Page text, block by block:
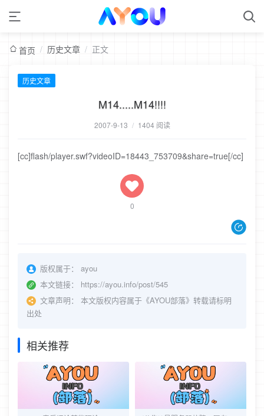
首页 / 历史文章 / 正文
历史文章
M14.....M14!!!!
2007-9-13 / 1404 阅读
[cc]flash/player.swf?videoID=18443_753709&share=true[/cc]
0
版权属于：
ayou
本文链接：
https://ayou.info/post/545
文章声明：
本文版权内容属于《AYOU部落》转载请标明
出处
相关推荐